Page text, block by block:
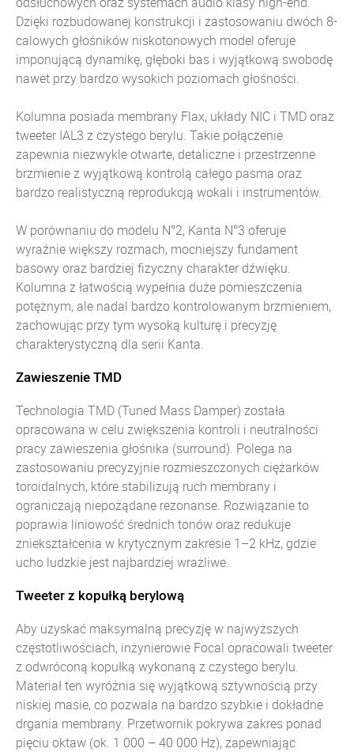
Dzięki rozbudowanej konstrukcji i zastosowaniu dwóch 8-
calowych głośników niskotonowych model oferuje
imponującą dynamikę, głęboki bas i wyjątkową swobodę
nawet przy bardzo wysokich poziomach głośności.
Kolumna posiada membrany Flax, układy NIC i TMD oraz
tweeter IAL3 z czystego berylu. Takie połączenie
zapewnia niezwykle otwarte, detaliczne i przestrzenne
brzmienie z wyjątkową kontrolą całego pasma oraz
bardzo realistyczną reprodukcją wokali i instrumentów.
W porównaniu do modelu N°2, Kanta N°3 oferuje
wyraźnie większy rozmach, mocniejszy fundament
basowy oraz bardziej fizyczny charakter dźwięku.
Kolumna z łatwością wypełnia duże pomieszczenia
potężnym, ale nadal bardzo kontrolowanym brzmieniem,
zachowując przy tym wysoką kulturę i precyzję
charakterystyczną dla serii Kanta.
Zawieszenie TMD
Technologia TMD (Tuned Mass Damper) została
opracowana w celu zwiększenia kontroli i neutralności
pracy zawieszenia głośnika (surround). Polega na
zastosowaniu precyzyjnie rozmieszczonych ciężarków
toroidalnych, które stabilizują ruch membrany i
ograniczają niepożądane rezonanse. Rozwiązanie to
poprawia liniowość średnich tonów oraz redukuje
zniekształcenia w krytycznym zakresie 1–2 kHz, gdzie
ucho ludzkie jest najbardziej wrażliwe.
Tweeter z kopułką berylową
Aby uzyskać maksymalną precyzję w najwyższych
częstotliwościach, inżynierowie Focal opracowali tweeter
z odwróconą kopułką wykonaną z czystego berylu.
Materiał ten wyróżnia się wyjątkową sztywnością przy
niskiej masie, co pozwala na bardzo szybkie i dokładne
drgania membrany. Przetwornik pokrywa zakres ponad
pięciu oktaw (ok. 1 000 – 40 000 Hz), zapewniając